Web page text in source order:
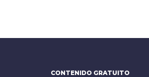
CONTENIDO GRATUITO